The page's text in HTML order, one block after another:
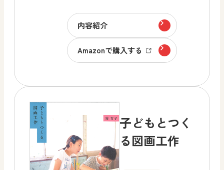
内容紹介
Amazonで購入する
子どもとつく
る図画工作